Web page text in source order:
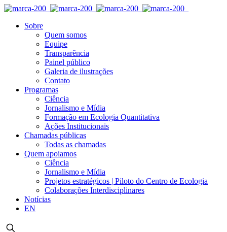
Sobre
Quem somos
Equipe
Transparência
Painel público
Galeria de ilustrações
Contato
Programas
Ciência
Jornalismo e Mídia
Formação em Ecologia Quantitativa
Ações Institucionais
Chamadas públicas
Todas as chamadas
Quem apoiamos
Ciência
Jornalismo e Mídia
Projetos estratégicos | Piloto do Centro de Ecologia
Colaborações Interdisciplinares
Notícias
EN